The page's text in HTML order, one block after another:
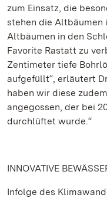
zum Einsatz, die
stehen die Altbäumen
Altbäumen in den
Favorite Rastatt zu
Zentimeter tiefe
aufgefüllt“, erläutert
haben wir diese
angegossen, der bei
durchlüftet wurde.“
INNOVATIVE
Infolge des